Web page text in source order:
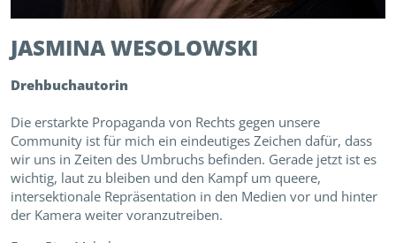
JASMINAWESOLOWSKI
Drehbuchautorin
Die erstarkte Propaganda von Rechts gegen unsere
Community ist für mich ein eindeutiges Zeichen dafür, dass
wir uns in Zeiten des Umbruchs befinden. Gerade jetzt ist es
wichtig, laut zu bleiben und den Kampf um queere,
intersektionale Repräsentation in den Medien vor und hinter
der Kamera weiter voranzutreiben.